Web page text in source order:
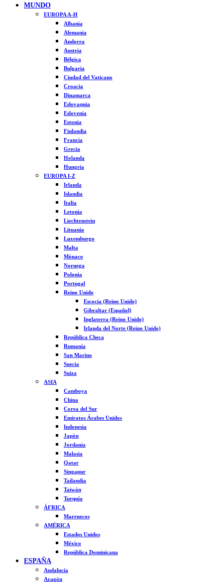
MUNDO
EUROPA A-H
Albania
Alemania
Andorra
Austria
Bélgica
Bulgaria
Ciudad del Vaticano
Croacia
Dinamarca
Eslovaquia
Eslovenia
Estonia
Finlandia
Francia
Grecia
Holanda
Hungría
EUROPA I-Z
Irlanda
Islandia
Italia
Letonia
Liechtenstein
Lituania
Luxemburgo
Malta
Mónaco
Noruega
Polonia
Portugal
Reino Unido
Escocia (Reino Unido)
Gibraltar (Español)
Inglaterra (Reino Unido)
Irlanda del Norte (Reino Unido)
República Checa
Rumanía
San Marino
Suecia
Suiza
ASIA
Camboya
China
Corea del Sur
Emiratos Árabes Unidos
Indonesia
Japón
Jordania
Malasia
Qatar
Singapur
Tailandia
Taiwán
Turquía
ÁFRICA
Marruecos
AMÉRICA
Estados Unidos
México
República Dominicana
ESPAÑA
Andalucía
Aragón